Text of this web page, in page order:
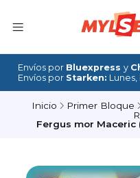
Envíos por Bluexpress y
Envíos por Starken:
Inicio Primer Bloque
Fergus mor Maceric